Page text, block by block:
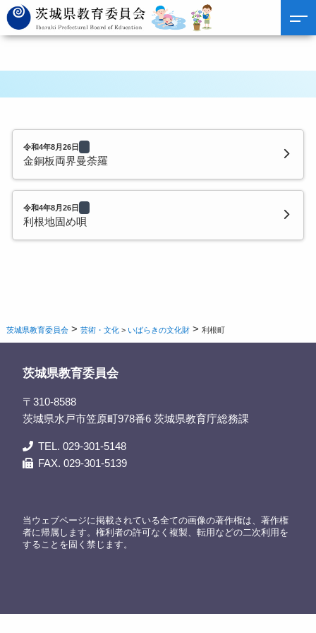
令和4年8月26日
金銅板両界曼荼羅
令和4年8月26日
利根地固め唄
茨城県教育委員会 >芸術・文化 > いばらきの文化財 >利根町
茨城県教育委員会
〒310-8588
茨城県水戸市笠原町978番6 茨城県教育庁総務課
TEL. 029-301-5148
FAX. 029-301-5139
当ウェブページに掲載されている全ての画像の著作権は、著作権
者に帰属します。権利者の許可なく複製、転用などの二次利用を
することを固く禁じます。